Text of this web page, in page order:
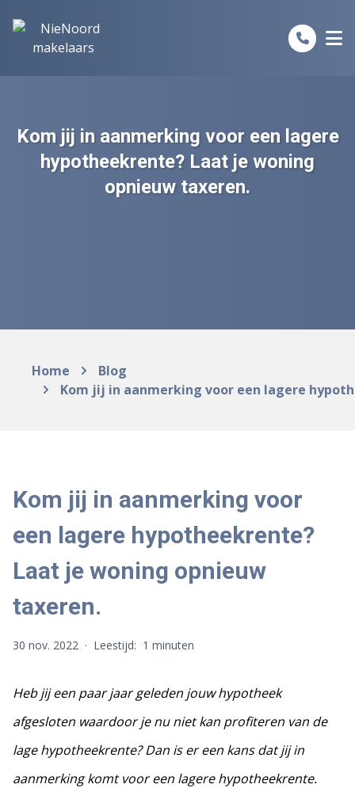
Kom jij in aanmerking voor een lagere
hypotheekrente? Laat je woning
opnieuw taxeren.
Home
Blog
Kom jij in aanmerking voor een lagere
Kom jij in aanmerking voor
een lagere hypotheekrente?
Laat je woning opnieuw
taxeren.
30 nov. 2022 · Leestijd: 1 minuten
Heb jij een paar jaar geleden jouw hypotheek
afgesloten waardoor je nu niet kan profiteren van de
lage hypotheekrente? Dan is er een kans dat jij in
aanmerking komt voor een lagere hypotheekrente.